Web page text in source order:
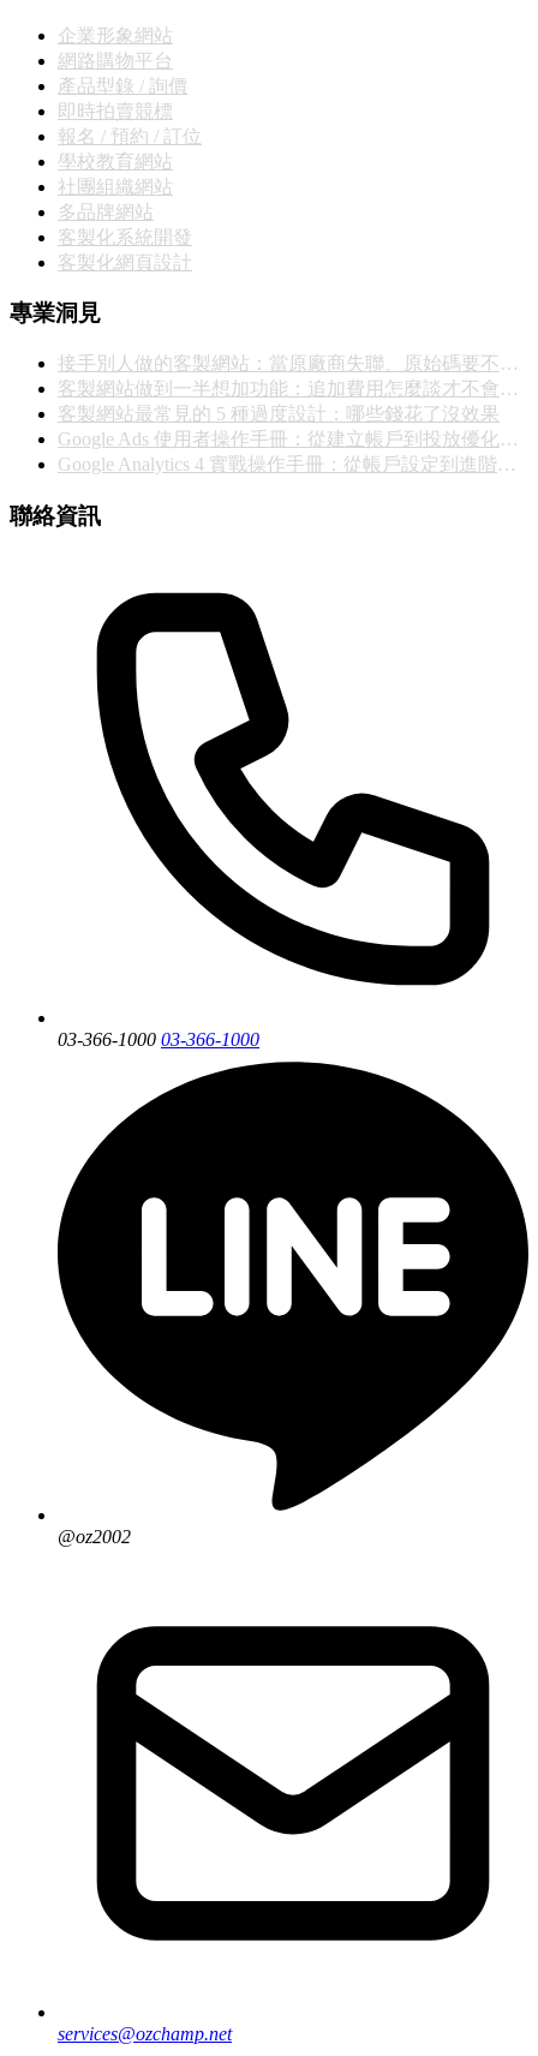
企業形象網站
網路購物平台
產品型錄 / 詢價
即時拍賣競標
報名 / 預約 / 訂位
學校教育網站
社團組織網站
多品牌網站
客製化系統開發
客製化網頁設計
專業洞見
接手別人做的客製網站：當原廠商失聯、原始碼要不回來，你能怎麼辦
客製網站做到一半想加功能：追加費用怎麼談才不會撕破臉
客製網站最常見的 5 種過度設計：哪些錢花了沒效果
Google Ads 使用者操作手冊：從建立帳戶到投放優化的完整實戰指南
Google Analytics 4 實戰操作手冊：從帳戶設定到進階報表完整教學
聯絡資訊
03-366-1000 03-366-1000
@oz2002
services@ozchamp.net